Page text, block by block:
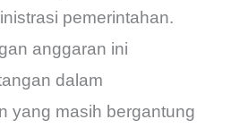
pemerintahan.
anggaran ini
dalam
yang masih bergantung